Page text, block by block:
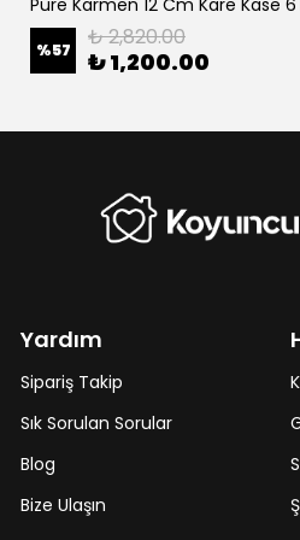
Pure Karmen 12 Cm Kare Kase
%57 ₺ 2,820.00
₺ 1,200.00
Yardım
Sipariş Takip
Sık Sorulan Sorular
Blog
Bize Ulaşın